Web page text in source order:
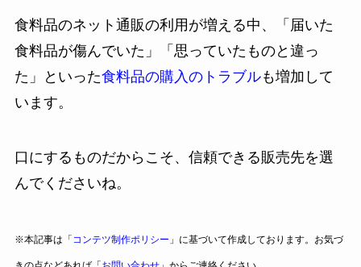
食料品のネット通販の利用が増える中、「届いた
食料品が傷んでいた」「思っていたものと違っ
た」といった食料品の購入のトラブルも増加して
います。
口にするものだからこそ、信頼できる販売先を選
んでくださいね。
※本記事は「 コンテツ制作ポリシー 」に基づいて作成しております。お気づ